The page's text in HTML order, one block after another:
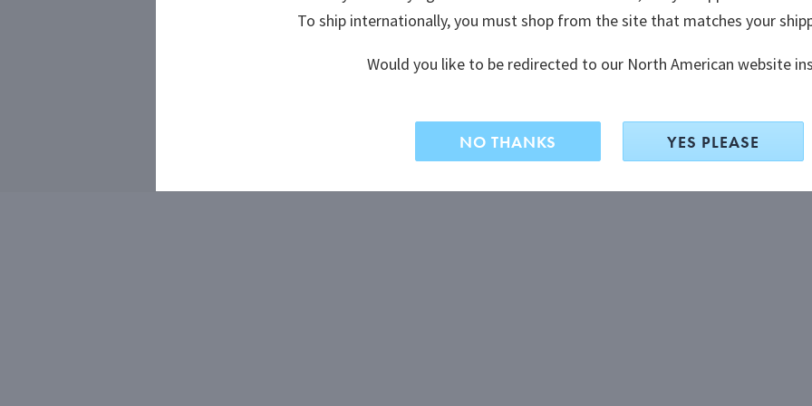
To ship internationally, you must shop from the site that matches your
Would you like to be redirected to our North American website
NO THANKS YES PLEASE
To ship internationally, you must shop from the site that matches your
Would you like to be redirected to our North American website
NO THANKS YES PLEASE